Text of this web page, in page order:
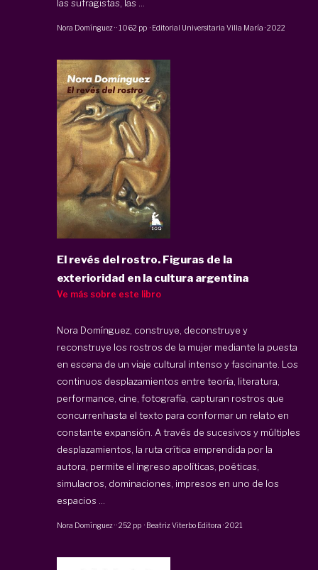
las sufragistas, las ...
Nora Domínguez··1062 pp · Editorial Universitaria Villa María ·2022
El revés del rostro. Figuras de la
exterioridad en la cultura argentina
Ve más sobre este libro
Nora Domínguez, construye, deconstruye y
reconstruye los rostros de la mujer mediante la puesta
en escena de un viaje cultural intenso y fascinante. Los
continuos desplazamientos entre teoría, literatura,
performance, cine, fotografía, capturan rostros que
concurrenhasta el texto para conformar un relato en
constante expansión. A través de sucesivos y múltiples
desplazamientos, la ruta crítica emprendida por la
autora, permite el ingreso apolíticas, poéticas,
simulacros, dominaciones, impresos en uno de los
espacios ...
Nora Domínguez··252 pp · Beatriz Viterbo Editora ·2021